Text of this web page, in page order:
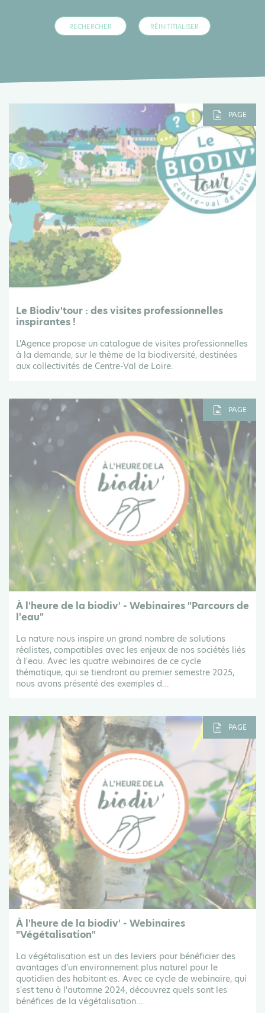
PAGE
Le Biodiv'tour : des visites professionnelles
inspirantes !
L'Agence propose un catalogue de visites professionnelles
à la demande, sur le thème de la biodiversité, destinées
aux collectivités de Centre-Val de Loire.
PAGE
À l'heure de la biodiv' - Webinaires "Parcours de
l'eau"
La nature nous inspire un grand nombre de solutions
réalistes, compatibles avec les enjeux de nos sociétés liés
à l'eau. Avec les quatre webinaires de ce cycle
thématique, qui se tiendront au premier semestre 2025,
nous avons présenté des exemples d...
PAGE
À l'heure de la biodiv' - Webinaires
"Végétalisation"
La végétalisation est un des leviers pour bénéficier des
avantages d'un environnement plus naturel pour le
quotidien des habitant·es. Avec ce cycle de webinaire, qui
s'est tenu à l'automne 2024, découvrez quels sont les
bénéfices de la végétalisation...